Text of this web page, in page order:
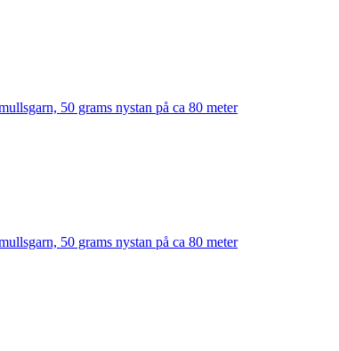
50 grams nystan på ca 80 meter
50 grams nystan på ca 80 meter